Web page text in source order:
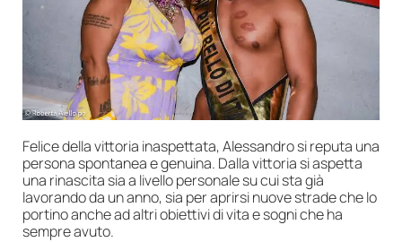
Felice della vittoria inaspettata, Alessandro si reputa una
persona spontanea e genuina. Dalla vittoria si aspetta
una rinascita sia a livello personale su cui sta già
lavorando da un anno, sia per aprirsi nuove strade che lo
portino anche ad altri obiettivi di vita e sogni che ha
sempre avuto.